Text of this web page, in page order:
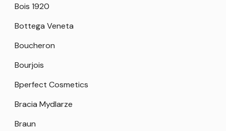
Bois 1920
Bottega Veneta
Boucheron
Bourjois
Bperfect Cosmetics
Bracia Mydlarze
Braun